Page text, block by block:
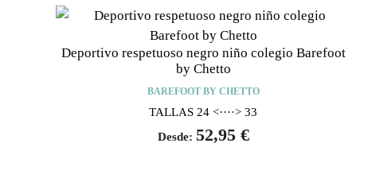
Deportivo respetuoso negro niño colegio Barefoot
by Chetto
BAREFOOT BY CHETTO
TALLAS 24 <····> 33
Desde: 52,95 €